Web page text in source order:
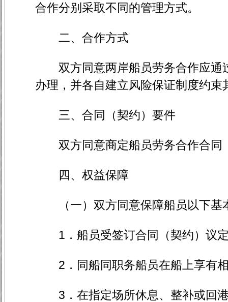
合作分别采取不同的管理方式。
二、合作方式
双方同意两岸船员劳务合作应通
办理，并各自建立风险保证制度约束
三、合同（契约）要件
双方同意商定船员劳务合作合同
四、权益保障
（一）双方同意保障船员以下基
1．船员受签订合同（契约）议
2．同船同职务船员在船上享有相
3．在指定场所休息、整补或回